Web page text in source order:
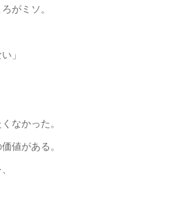
がミソ。
」
なかった。
値がある。